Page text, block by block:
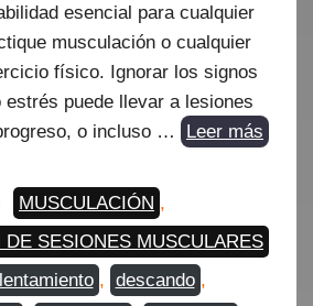
esencial para cualquier
musculación o cualquier
físico. Ignorar los signos
estrés puede llevar a lesiones
o incluso …
Leer más
Categorías
MUSCULACIÓN ,
DE SESIONES MUSCULARES
, descando ,